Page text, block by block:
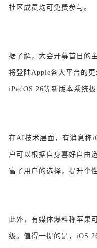
社区成员均可免费参与。
据了解，大会开幕首日的
将登陆Apple各大平台的
iPadOS 26等新版本系统
在AI技术层面，有消息称
户可以根据自身喜好自由
富了用户的选择，提升个
此外，有媒体爆料称苹果
级。值得一提的是，iOS